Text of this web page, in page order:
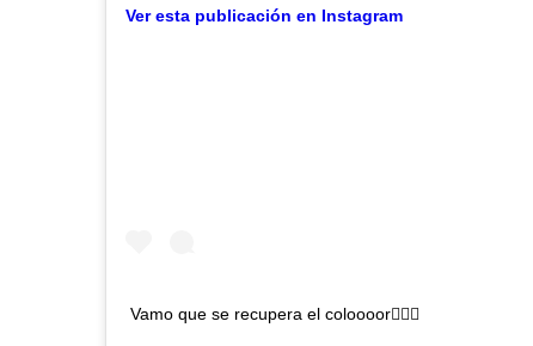
Ver esta publicación en Instagram
Vamo que se recupera el coloooor🙋🏽‍♀️